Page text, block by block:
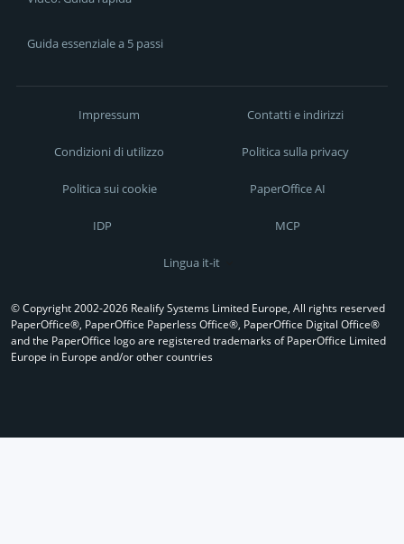
Guida essenziale a 5 passi
Impressum Contatti e indirizzi
Condizioni di utilizzo Politica sulla privacy
Politica sui cookie PaperOffice AI
IDP MCP
Lingua it-it
© Copyright 2002-2026 Realify Systems Limited Europe, All rights reserved
PaperOffice®, PaperOffice Paperless Office®, PaperOffice Digital Office®
and the PaperOffice logo are registered trademarks of PaperOffice Limited
Europe in Europe and/or other countries